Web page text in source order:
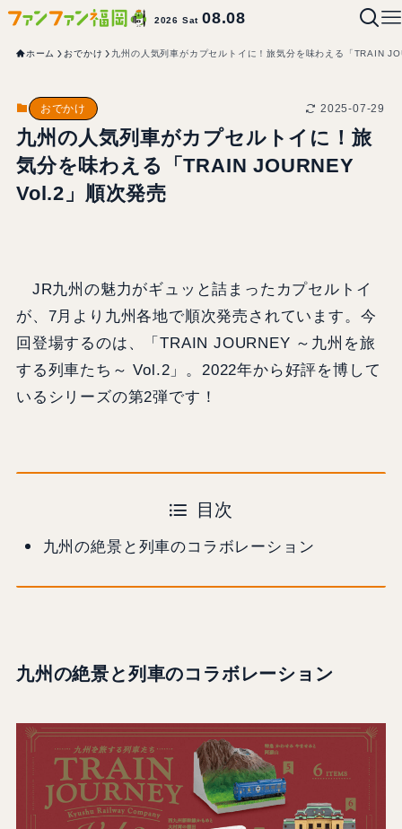
2026 Sat08.08
ホーム おでかけ 九州の人気列車がカプセルトイに！旅気分を味わえる「TRAIN
おでかけ 2025-07-29
九州の人気列車がカプセルトイに！旅
気分を味わえる「TRAIN JOURNEY
Vol.2」順次発売
JR九州の魅力がギュッと詰まったカプセルトイ
が、7月より九州各地で順次発売されています。今
回登場するのは、「TRAIN JOURNEY ～九州を旅
する列車たち～ Vol.2」。2022年から好評を博して
いるシリーズの第2弾です！
目次
九州の絶景と列車のコラボレーション
九州の絶景と列車のコラボレーション